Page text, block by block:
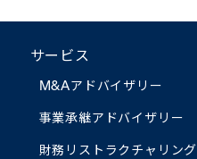
サービス
M&Aアドバイザリー
事業承継アドバイザリー
財務リストラクチャリング